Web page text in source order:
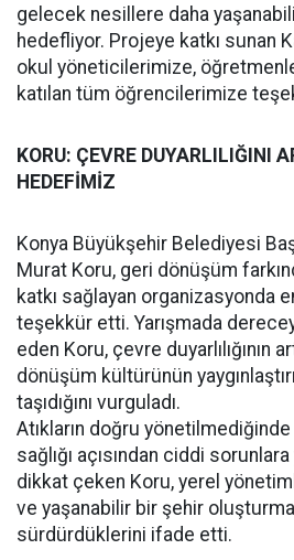
gelecek nesillere daha
hedefliyor. Projeye katkı sunan
okul yöneticilerimize,
katılan tüm öğrencilerimize
KORU: ÇEVRE DUYARLILIĞINI
HEDEFİMİZ
Konya Büyükşehir Belediyesi
Murat Koru, geri dönüşüm
katkı sağlayan organizasyonda
teşekkür etti. Yarışmada
eden Koru, çevre duyarlılığının
dönüşüm kültürünün
taşıdığını vurguladı.
Atıkların doğru
sağlığı açısından ciddi
dikkat çeken Koru, yerel
ve yaşanabilir bir şehir
sürdürdüklerini ifade etti.